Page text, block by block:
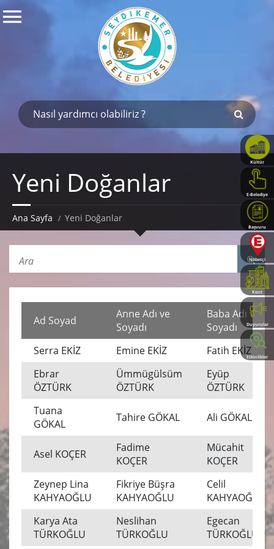
Kültür
Haritası
E-Belediye
Başvuru
Rehberi
Nöbetçi
Eczaneler
Kent
Rehberi
Duyurular
Etkinlikler
Yeni Doğanlar
Ana Sayfa Yeni Doğanlar
Ad Soyad
Anne Adı ve
Soyadı
Baba Adı ve
Soyadı
Serra EKİZ
Emine EKİZ
Fatih EKİZ
Ebrar
ÖZTÜRK
Ümmügülsüm
ÖZTÜRK
Eyüp
ÖZTÜRK
Tuana
GÖKAL
Tahire GÖKAL Ali GÖKAL
Asel KOÇER
Fadime
KOÇER
Mücahit
KOÇER
Zeynep Lina
KAHYAOĞLU
Fikriye Büşra
KAHYAOĞLU
Celil
KAHYAOĞLU
Karya Ata
TÜRKOĞLU
Neslihan
TÜRKOĞLU
Egecan
TÜRKOĞLU